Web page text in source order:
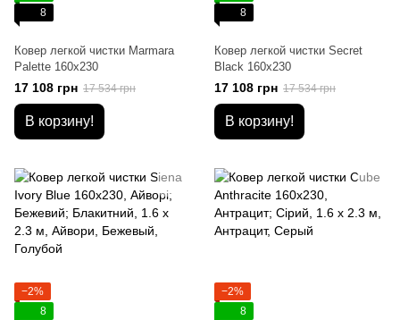
8
Ковер легкой чистки Marmara
Palette 160x230
17 108 грн 17 534 грн
В корзину!
8
Ковер легкой чистки Secret
Black 160x230
17 108 грн 17 534 грн
В корзину!
−2%
8
−2%
8